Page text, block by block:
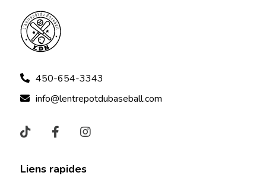
450-654-3343
info@lentrepotdubaseball.com
Liens rapides